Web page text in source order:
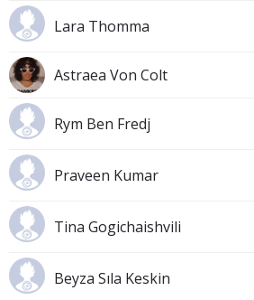
Lara Thomma
Astraea Von Colt
Rym Ben Fredj
Praveen Kumar
Tina Gogichaishvili
Beyza Sıla Keskin